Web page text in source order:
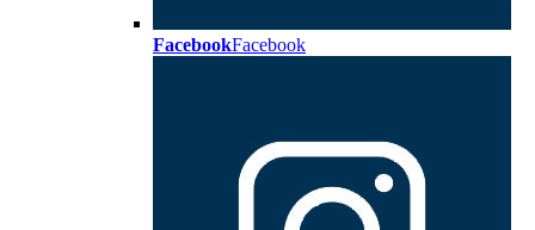
FacebookFacebook